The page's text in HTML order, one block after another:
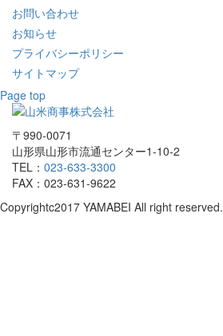
お問い合わせ
お知らせ
プライバシーポリシー
サイトマップ
Page top
〒990-0071
山形県山形市流通センター1-10-2
TEL： 023-633-3300
FAX：023-631-9622
Copyrightc2017 YAMABEI All right reserved.